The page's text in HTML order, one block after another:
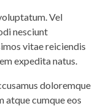
Vel
nesciunt
vitae reiciendis
expedita natus.
doloremque
atque cumque eos